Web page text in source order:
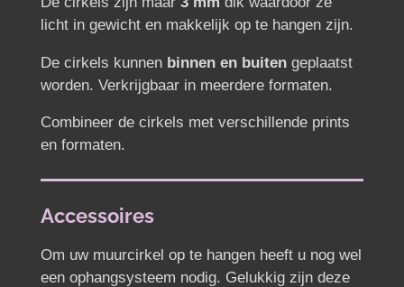
licht in gewicht en makkelijk op te hangen zijn.
De cirkels kunnen binnen en buitengeplaatst
worden. Verkrijgbaar in meerdere formaten.
Combineer de cirkels met verschillende prints
en formaten.
Accessoires
Om uw muurcirkel op te hangen heeft u nog wel
een ophangsysteem nodig. Gelukkig zijn deze